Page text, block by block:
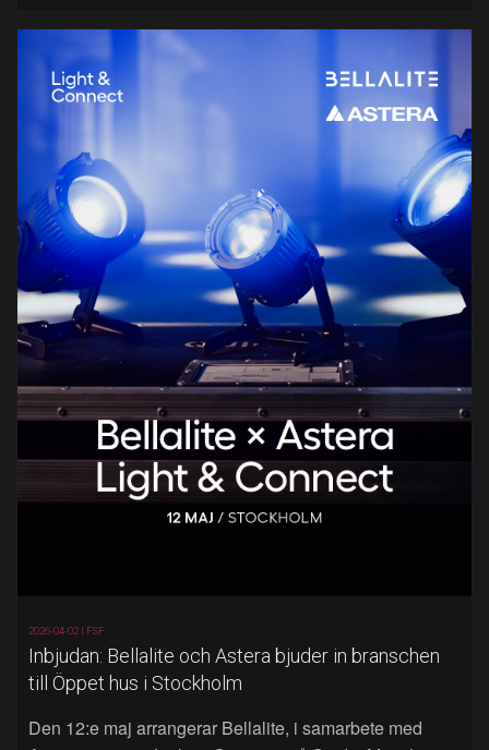
2026-04-02 | FSF
Inbjudan: Bellalite och Astera bjuder in branschen
till Öppet hus i Stockholm
Den 12:e maj arrangerar Bellalite, i samarbete med